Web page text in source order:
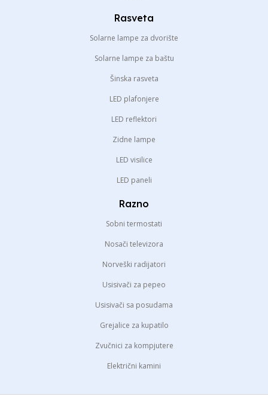
Rasveta
Solarne lampe za dvorište
Solarne lampe za baštu
Šinska rasveta
LED plafonjere
LED reflektori
Zidne lampe
LED visilice
LED paneli
Razno
Sobni termostati
Nosači televizora
Norveški radijatori
Usisivači za pepeo
Usisivači sa posudama
Grejalice za kupatilo
Zvučnici za kompjutere
Električni kamini